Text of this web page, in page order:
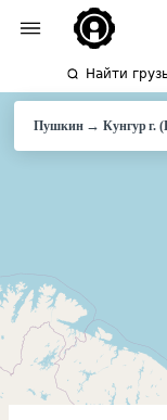
Найти
Пушкин→Кунгург.